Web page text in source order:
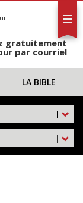
gratuitement
par courriel
LA BIBLE
|
|